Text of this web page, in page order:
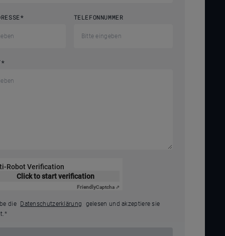
* TELEFONNUMMER
*
Robot Verification
Click to start verification
FriendlyCaptcha ⇗
die Datenschutzerklärung
gelesen und akzeptiere sie
*